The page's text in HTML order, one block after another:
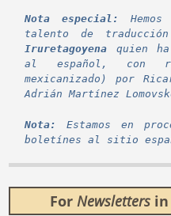
Nota especial:
talento de
Iruretagoyena quien
al español, con
mexicanizado) por
Adrián Martínez
Nota:
Estamos en
boletínes al sitio
For Newslettersin